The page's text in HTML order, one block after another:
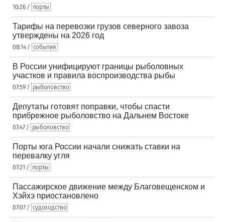
10:26 / порты
Тарифы на перевозки грузов северного завоза
утверждены на 2026 год
08:14 / события
В России унифицируют границы рыболовных
участков и правила воспроизводства рыбы
07:59 / рыболовство
Депутаты готовят поправки, чтобы спасти
прибрежное рыболовство на Дальнем Востоке
07:47 / рыболовство
Порты юга России начали снижать ставки на
перевалку угля
07:21 / порты
Пассажирское движение между Благовещенском и
Хэйхэ приостановлено
07:07 / судоходство